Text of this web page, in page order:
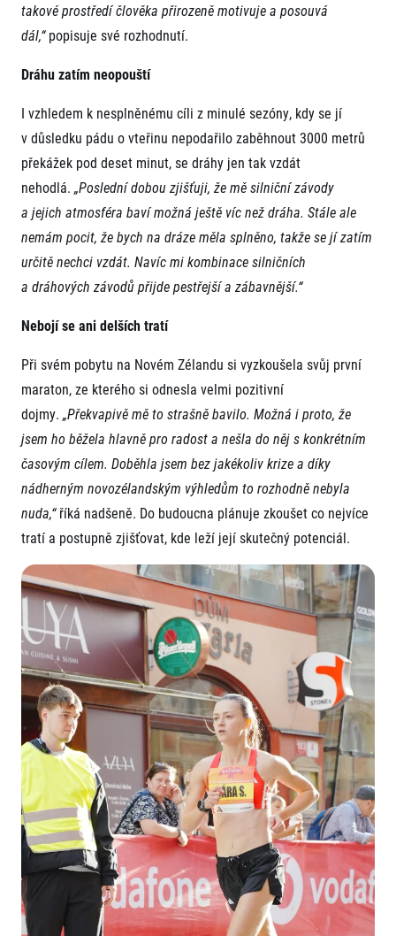
takové prostředí člověka přirozeně motivuje a posouvá
dál,“popisuje své rozhodnutí.
Dráhu zatím neopouští
I vzhledem k nesplněnému cíli z minulé sezóny, kdy se jí
v důsledku pádu o vteřinu nepodařilo zaběhnout 3000 metrů
překážek pod deset minut, se dráhy jen tak vzdát
nehodlá. „Poslední dobou zjišťuji, že mě silniční závody
a jejich atmosféra baví možná ještě víc než dráha. Stále ale
nemám pocit, že bych na dráze měla splněno, takže se jí zatím
určitě nechci vzdát. Navíc mi kombinace silničních
a dráhových závodů přijde pestřejší a zábavnější.“
Nebojí se ani delších tratí
Při svém pobytu na Novém Zélandu si vyzkoušela svůj první
maraton, ze kterého si odnesla velmi pozitivní
dojmy. „Překvapivě mě to strašně bavilo. Možná i proto, že
jsem ho běžela hlavně pro radost a nešla do něj s konkrétním
časovým cílem. Doběhla jsem bez jakékoliv krize a díky
nádherným novozélandským výhledům to rozhodně nebyla
nuda,“říká nadšeně. Do budoucna plánuje zkoušet co nejvíce
tratí a postupně zjišťovat, kde leží její skutečný potenciál.